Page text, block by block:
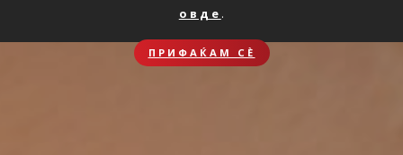
овде .
ПРИФАЌАМ СЀ